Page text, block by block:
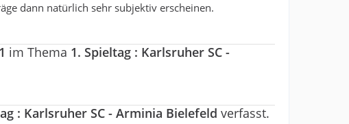
dann natürlich sehr subjektiv erscheinen.
im Thema 1. Spieltag : Karlsruher SC -
: Karlsruher SC - Arminia Bielefeld verfasst.